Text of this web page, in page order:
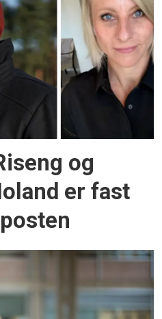
og
er fast